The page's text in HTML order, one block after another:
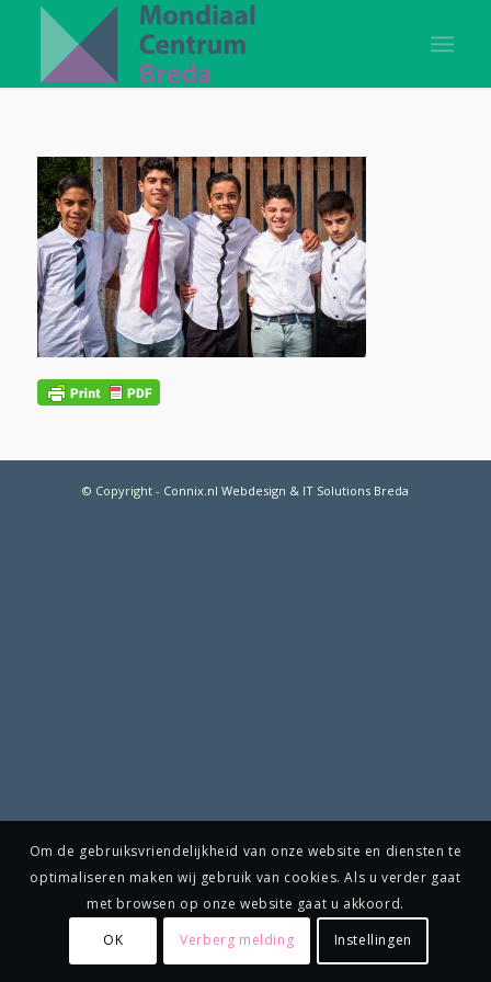
© Copyright - Connix.nl Webdesign & IT Solutions Breda
Om de gebruiksvriendelijkheid van onze website en diensten te
optimaliseren maken wij gebruik van cookies. Als u verder gaat
met browsen op onze website gaat u akkoord.
OK
Verberg melding Instellingen